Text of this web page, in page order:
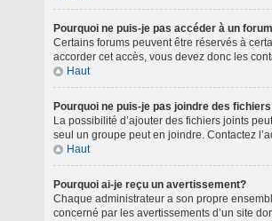
Pourquoi ne puis-je pas accéder à un
Certains forums peuvent être réservés à
accorder cet accès, vous devez donc les
Haut
Pourquoi ne puis-je pas joindre des
La possibilité d’ajouter des fichiers joints
seul un groupe peut en joindre. Contactez
Haut
Pourquoi ai-je reçu un avertissement?
Chaque administrateur a son propre
concerné par les avertissements d’un site